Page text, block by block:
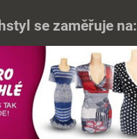
se zaměřuje na: